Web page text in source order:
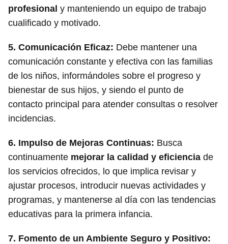
profesional y manteniendo un equipo de trabajo
cualificado y motivado.
5. Comunicación Eficaz: Debe mantener una
comunicación constante y efectiva con las familias
de los niños, informándoles sobre el progreso y
bienestar de sus hijos, y siendo el punto de
contacto principal para atender consultas o resolver
incidencias.
6. Impulso de Mejoras Continuas: Busca
continuamente mejorar la calidad y eficiencia de
los servicios ofrecidos, lo que implica revisar y
ajustar procesos, introducir nuevas actividades y
programas, y mantenerse al día con las tendencias
educativas para la primera infancia.
7. Fomento de un Ambiente Seguro y Positivo: